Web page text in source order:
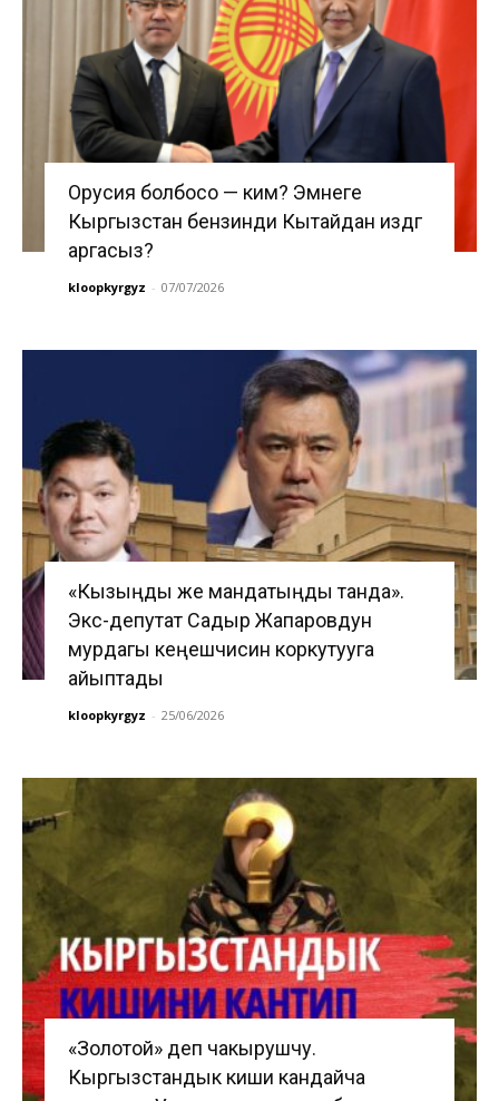
Орусия болбосо — ким? Эмнеге
Кыргызстан бензинди Кытайдан издөөгө
аргасыз?
kloopkyrgyz - 07/07/2026
«Кызыңды же мандатыңды танда».
Экс-депутат Садыр Жапаровдун
мурдагы кеңешчисин коркутууга
айыптады
kloopkyrgyz - 25/06/2026
«Золотой» деп чакырушчу.
Кыргызстандык киши кандайча